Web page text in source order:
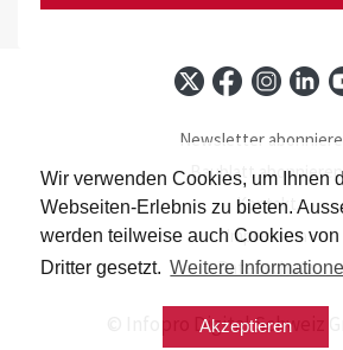
Wir verwenden Cookies, um Ihnen
Webseiten-Erlebnis zu bieten.
werden teilweise auch Cookies
Dritter gesetzt. Weitere
Akzeptieren
Newsletter
Baublatt abonnieren
Kontakt
Impressum
Datenschutz
© Infopro Digital Schweiz